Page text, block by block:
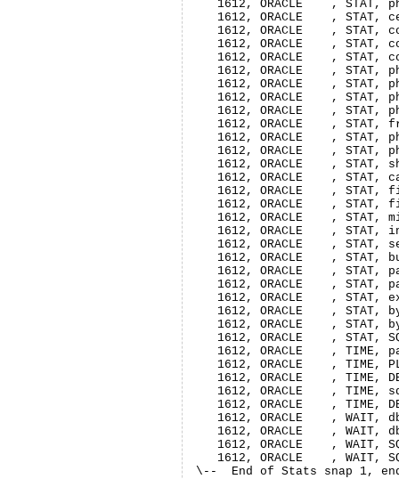
1612, ORACLE    , STAT,
1612, ORACLE    , STAT,
1612, ORACLE    , STAT,
1612, ORACLE    , STAT,
1612, ORACLE    , STAT,
1612, ORACLE    , STAT,
1612, ORACLE    , STAT,
1612, ORACLE    , STAT,
1612, ORACLE    , STAT,
1612, ORACLE    , STAT,
1612, ORACLE    , STAT,
1612, ORACLE    , STAT,
1612, ORACLE    , STAT,
1612, ORACLE    , STAT,
1612, ORACLE    , STAT,
1612, ORACLE    , STAT,
1612, ORACLE    , STAT,
1612, ORACLE    , STAT,
1612, ORACLE    , STAT,
1612, ORACLE    , STAT,
1612, ORACLE    , STAT,
1612, ORACLE    , STAT,
1612, ORACLE    , STAT,
1612, ORACLE    , STAT,
1612, ORACLE    , STAT,
1612, ORACLE    , STAT,
1612, ORACLE    , TIME,
1612, ORACLE    , TIME,
1612, ORACLE    , TIME,
1612, ORACLE    , TIME,
1612, ORACLE    , TIME,
1612, ORACLE    , WAIT,
1612, ORACLE    , WAIT,
1612, ORACLE    , WAIT,
1612, ORACLE    , WAIT,
\--  End of Stats snap 1,